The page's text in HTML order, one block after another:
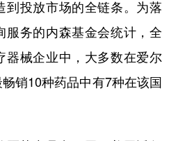
到投放市场的全链条。为落
服务的内森基金会统计，全
器械企业中，大多数在爱尔
销10种药品中有7种在该国